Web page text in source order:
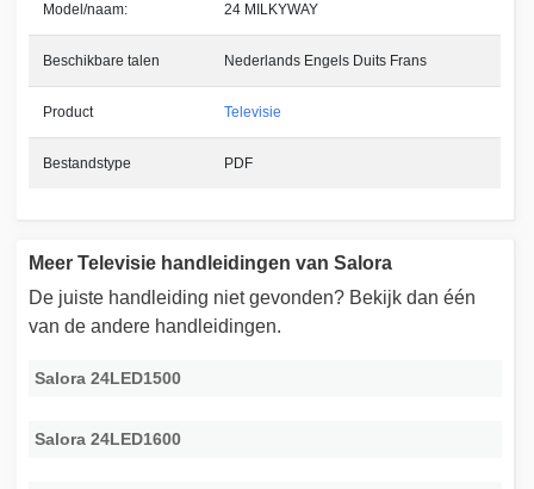
Model/naam: 24 MILKYWAY
Beschikbare talen Nederlands Engels Duits Frans
Product Televisie
Bestandstype PDF
Meer Televisie handleidingen van Salora
De juiste handleiding niet gevonden? Bekijk dan één
van de andere handleidingen.
Salora 24LED1500
Salora 24LED1600